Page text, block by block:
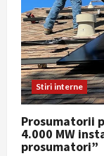
Stiri interne
Prosumatorii
4.000 MW
prosumatori”